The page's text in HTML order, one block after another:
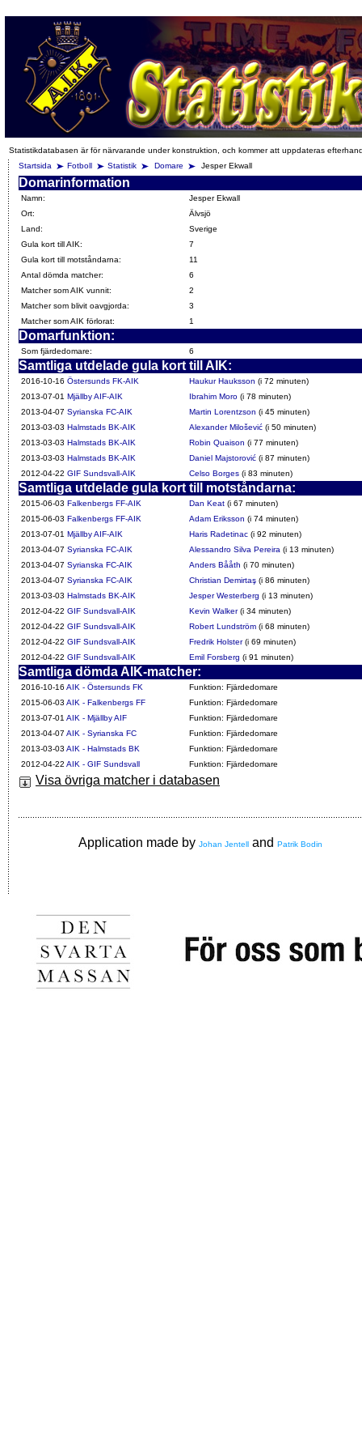
Statistikdatabasen är för närvarande under konstruktion, och kommer att uppdateras
Startsida
Fotboll Statistik Domare Jesper Ekwall
Domarinformation
Namn:
Jesper Ekwall
Ort:
Älvsjö
Land:
Sverige
Gula kort till AIK:
7
Gula kort till motståndarna:
11
Antal dömda matcher:
6
Matcher som AIK vunnit:
2
Matcher som blivit oavgjorda:
3
Matcher som AIK förlorat:
1
Domarfunktion:
Som fjärdedomare: 6
Samtliga utdelade gula kort till AIK:
2016-10-16 Östersunds FK-AIK Haukur Hauksson (i 72 minuten)
2013-07-01 Mjällby AIF-AIK Ibrahim Moro (i 78 minuten)
2013-04-07 Syrianska FC-AIK Martin Lorentzson (i 45 minuten)
2013-03-03 Halmstads BK-AIK Alexander Milošević (i 50 minuten)
2013-03-03 Halmstads BK-AIK Robin Quaison (i 77 minuten)
2013-03-03 Halmstads BK-AIK Daniel Majstorović (i 87 minuten)
2012-04-22 GIF Sundsvall-AIK Celso Borges (i 83 minuten)
Samtliga utdelade gula kort till motståndarna:
2015-06-03 Falkenbergs FF-AIK Dan Keat (i 67 minuten)
2015-06-03 Falkenbergs FF-AIK Adam Eriksson (i 74 minuten)
2013-07-01 Mjällby AIF-AIK Haris Radetinac (i 92 minuten)
2013-04-07 Syrianska FC-AIK Alessandro Silva Pereira (i 13 minuten)
2013-04-07 Syrianska FC-AIK Anders Bååth (i 70 minuten)
2013-04-07 Syrianska FC-AIK Christian Demirtaş (i 86 minuten)
2013-03-03 Halmstads BK-AIK Jesper Westerberg (i 13 minuten)
2012-04-22 GIF Sundsvall-AIK Kevin Walker(i 34 minuten)
2012-04-22 GIF Sundsvall-AIK Robert Lundström (i 68 minuten)
2012-04-22 GIF Sundsvall-AIK Fredrik Holster(i 69 minuten)
2012-04-22 GIF Sundsvall-AIK Emil Forsberg (i 91 minuten)
Samtliga dömda AIK-matcher:
2016-10-16 AIK - Östersunds FK
Funktion: Fjärdedomare
2015-06-03 AIK - Falkenbergs FF
Funktion: Fjärdedomare
2013-07-01 AIK - Mjällby AIF
Funktion: Fjärdedomare
2013-04-07 AIK - Syrianska FC
Funktion: Fjärdedomare
2013-03-03 AIK - Halmstads BK
Funktion: Fjärdedomare
2012-04-22 AIK - GIF Sundsvall Funktion: Fjärdedomare
Visa övriga matcher i databasen
Application made by Johan Jentell and Patrik Bodin